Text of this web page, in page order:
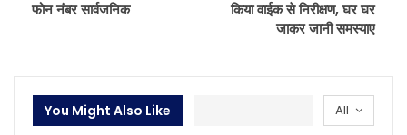
फोन नंबर सार्वजनिक
किया वाईक से निरीक्षण, घर घर
जाकर जानी समस्याए
All
You Might Also Like